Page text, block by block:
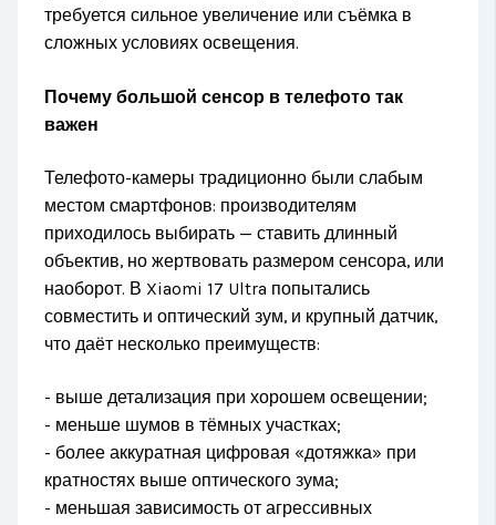
требуется сильное увеличение или съёмка в
сложных условиях освещения.
Почему большой сенсор в телефото так
важен
Телефото-камеры традиционно были слабым
местом смартфонов: производителям
приходилось выбирать — ставить длинный
объектив, но жертвовать размером сенсора, или
наоборот. В Xiaomi 17 Ultra попытались
совместить и оптический зум, и крупный датчик,
что даёт несколько преимуществ:
- выше детализация при хорошем освещении;
- меньше шумов в тёмных участках;
- более аккуратная цифровая «дотяжка» при
кратностях выше оптического зума;
- меньшая зависимость от агрессивных